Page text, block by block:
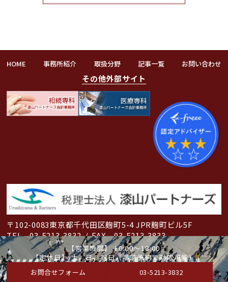
HOME 事務所紹介 取扱分野 記事一覧 お問い合わせ
その他外部サイト
〒102-0083東京都千代田区麹町5-4 JPR麹町ビル5F
TEL 03-5213-3832 / FAX 03-5213-3833
©2024税理士法人漆山パートナーズ. All Rights Reserved.
【営業時間】 10:00～18:00
【定休日】 土、日、祝日（事前予約で対応可能）
お問合せフォーム
03-5213-3832